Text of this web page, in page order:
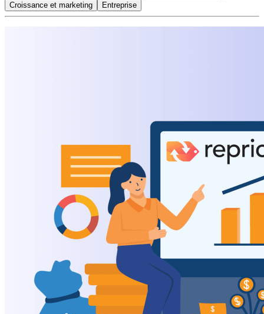
Croissance et marketing
Entreprise